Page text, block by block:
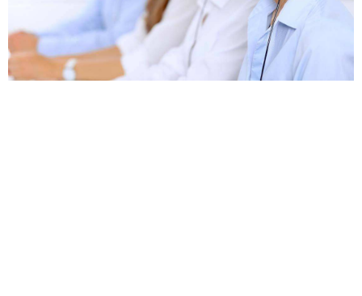
您没有权限发布内容，请购买会员或者提升权
限。
6位以上